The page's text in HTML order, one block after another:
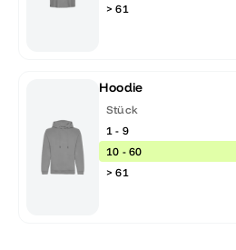
> 61
Hoodie
Stück
1 - 9
10 - 60
> 61